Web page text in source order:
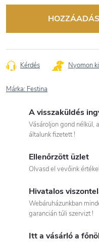
Kérdés Nyomon
Márka: Festina
A visszaküldés
Vásároljon gond nélkül,
általunk fizetett !
Ellenőrzött üzlet
Olvasd el vevőink
Hivatalos
Webáruházunkban
garancián túli szervizt !
Itt a vásárló a